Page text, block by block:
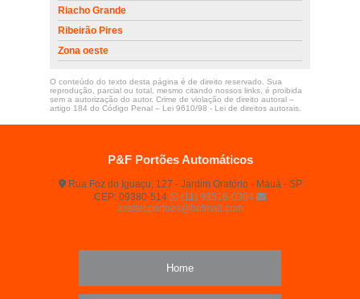
Riacho Grande
Ribeirão Pires
Zona oeste
O conteúdo do texto desta página é de direito reservado. Sua
reprodução, parcial ou total, mesmo citando nossos links, é proibida
sem a autorização do autor. Crime de violação de direito autoral –
artigo 184 do Código Penal – Lei 9610/98 - Lei de direitos autorais.
P&F Portões Automáticos
Rua Foz do Iguaçu, 127 - Jardim Oratório - Mauá - SP
CEP: 09380-514
(11) 99516-0364
assitecportoes@hotmail.com
Home